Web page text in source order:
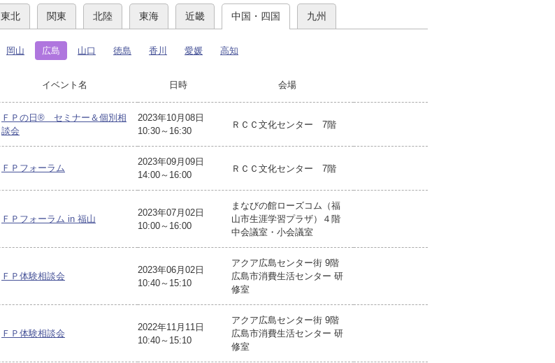
東北 関東 北陸 東海 近畿 中国・四国 九州
岡山 広島 山口 徳島 香川 愛媛 高知
イベント名 日時 会場
ＦＰの日® セミナー＆個別相
談会
2023年10月08日
10:30～16:30
ＲＣＣ文化センター 7階
ＦＰフォーラム
2023年09月09日
14:00～16:00
ＲＣＣ文化センター 7階
ＦＰフォーラム in 福山
2023年07月02日
10:00～16:00
まなびの館ローズコム（福
山市生涯学習プラザ）４階
中会議室・小会議室
ＦＰ体験相談会
2023年06月02日
10:40～15:10
アクア広島センター街 9階
広島市消費生活センター 研
修室
ＦＰ体験相談会
2022年11月11日
10:40～15:10
アクア広島センター街 9階
広島市消費生活センター 研
修室